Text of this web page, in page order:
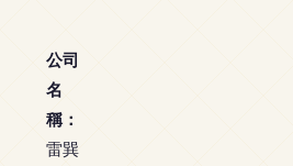
公司
名
稱：
雷巽